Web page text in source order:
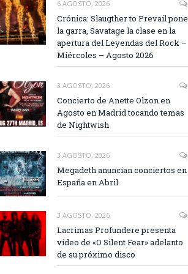
6 AGOSTO, 2026
Crónica: Slaugther to Prevail pone
la garra, Savatage la clase en la
apertura del Leyendas del Rock –
Miércoles – Agosto 2026
3 AGOSTO, 2026
Concierto de Anette Olzon en
Agosto en Madrid tocando temas
de Nightwish
3 AGOSTO, 2026
Megadeth anuncian conciertos en
España en Abril
3 AGOSTO, 2026
Lacrimas Profundere presenta
vídeo de «O Silent Fear» adelanto
de su próximo disco